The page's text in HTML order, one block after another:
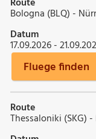
Bologna (BLQ) -
Datum
17.09.2026 -
Fluege finden
Route
Thessaloniki (SKG)